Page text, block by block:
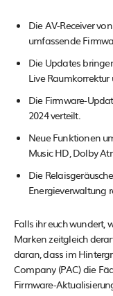
Die AV-Receiver
umfassende
Die Updates
Live
Die Firmware-
2024 verteilt.
Neue Funktionen
Music HD, Dolby
Die
Energieverwaltung
Falls ihr euch wundert,
Marken zeitgleich
daran, dass im
Company (PAC) die
Firmware-